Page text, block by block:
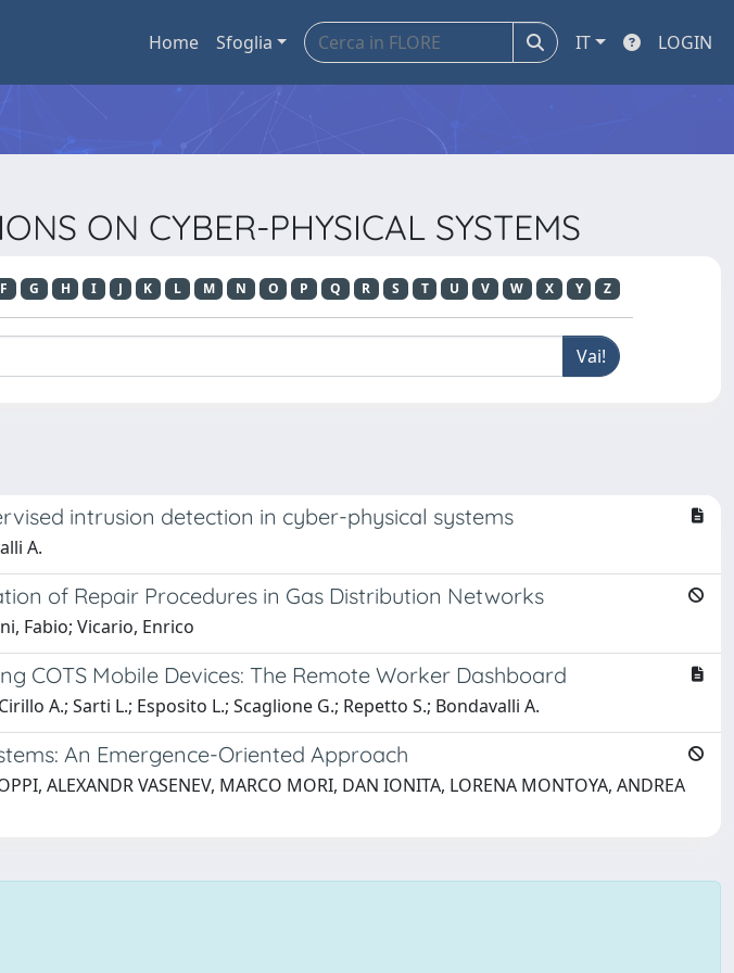
Home Sfoglia IT LOGIN
ON CYBER-PHYSICAL SYSTEMS
F G H I J K L M N O P Q R S T U V W X Y Z
intrusion detection in cyber-physical systems
A.
of Repair Procedures in Gas Distribution Networks
Fabio; Vicario, Enrico
COTS Mobile Devices: The Remote Worker Dashboard
A.; Sarti L.; Esposito L.; Scaglione G.; Repetto S.; Bondavalli A.
An Emergence-Oriented Approach
ALEXANDR VASENEV, MARCO MORI, DAN IONITA, LORENA MONTOYA, ANDREA